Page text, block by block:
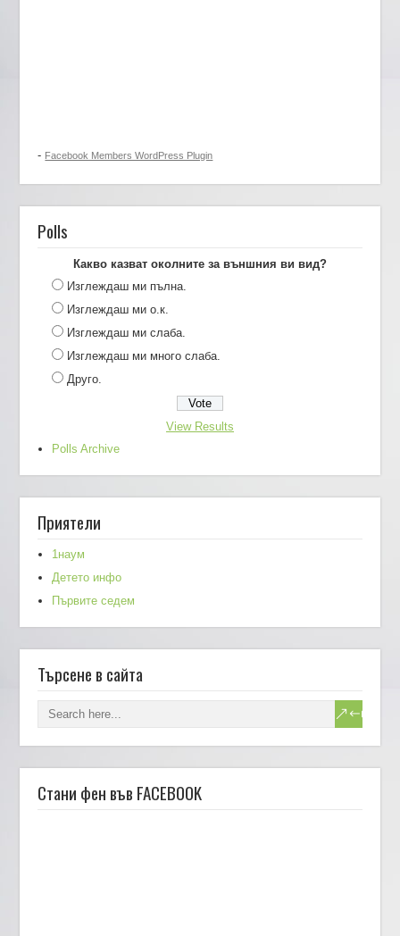
- Facebook Members WordPress Plugin
Polls
Какво казват околните за външния ви вид?
Изглеждаш ми пълна.
Изглеждаш ми о.к.
Изглеждаш ми слаба.
Изглеждаш ми много слаба.
Друго.
View Results
Polls Archive
Приятели
1наум
Детето инфо
Първите седем
Търсене в сайта
Стани фен във FACEBOOK